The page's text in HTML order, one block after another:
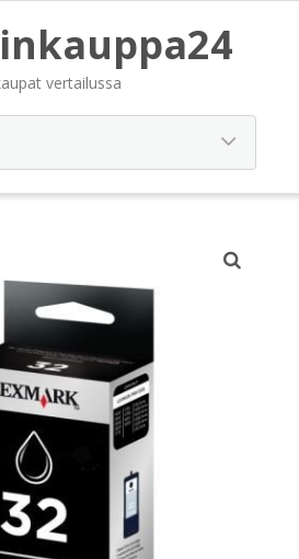
vertailussa